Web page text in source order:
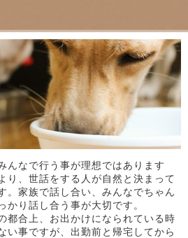
んなで行う事が理想ではあります
り、世話をする人が自然と決まって
。家族で話し合い、みんなでちゃん
かり話し合う事が大切です。
都合上、お出かけになられている時
い事ですが、出勤前と帰宅してから